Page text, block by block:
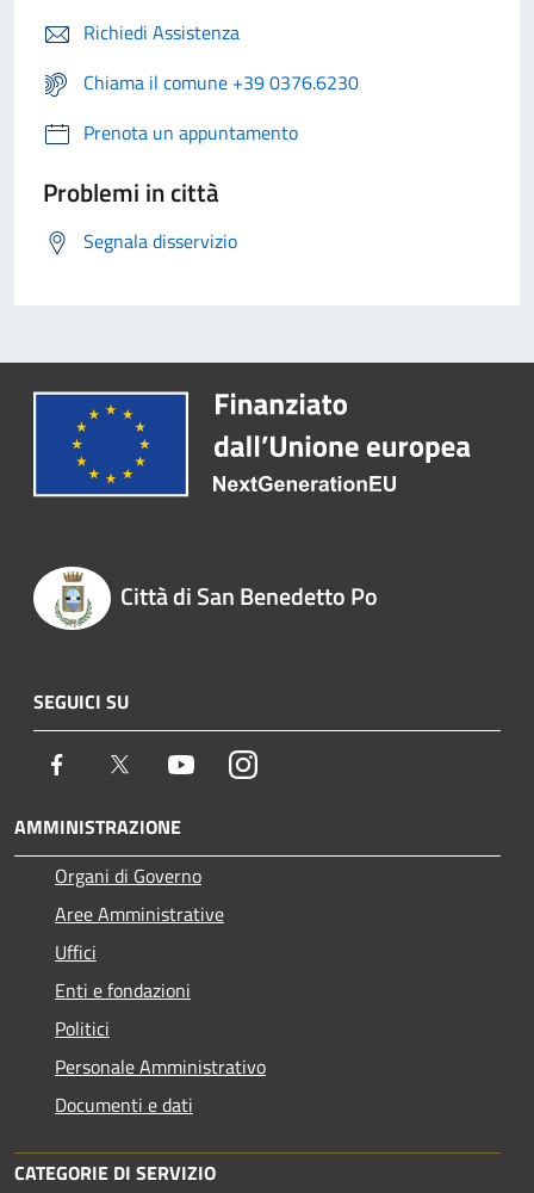
Richiedi Assistenza
Chiama il comune +39 0376.6230
Prenota un appuntamento
Problemi in città
Segnala disservizio
Città di San Benedetto Po
SEGUICI SU
Facebook Twitter YoutubeInstagram
AMMINISTRAZIONE
Organi di Governo
Aree Amministrative
Uffici
Enti e fondazioni
Politici
Personale Amministrativo
Documenti e dati
CATEGORIE DI SERVIZIO